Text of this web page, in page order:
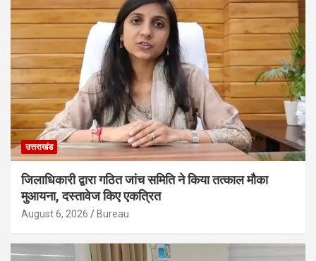
उत्तराखंड
जिलाधिकारी द्वारा गठित जांच समिति ने किया तत्काल मौका
मुआयना, दस्तावेज किए एकत्रित
August 6, 2026 Bureau